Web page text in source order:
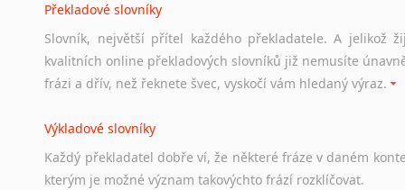
Práce v Austrálii
Odkazy poskytující cenné informace nekomerčního
hledat práci na internetu případně osobní zkušenosti
Hledáte-li
práci
stejná obecná pravidla, jako pro český životopis. Tak dost
Překladové slovníky
Slovník, největší přítel každého překladatele. A jelikož
kvalitních online překladových slovníků již nemusíte
frázi a dřív, než řeknete švec, vyskočí vám hledaný výraz.
Výkladové slovníky
Každý překladatel dobře ví, že některé fráze v daném
kterým je možné význam takovýchto frází rozklíčovat.